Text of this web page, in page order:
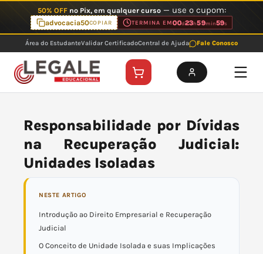
o
conteúdo
50% OFFno Pix, em qualquer curso— use o cupom:
advocacia50COPIAR TERMINA EM00d23h59min59s
Área do EstudanteValidar CertificadoCentral de Ajuda Fale Conosco
Responsabilidade por Dívidas
na Recuperação Judicial:
Unidades Isoladas
NESTE ARTIGO
Introdução ao Direito Empresarial e Recuperação
Judicial
O Conceito de Unidade Isolada e suas Implicações